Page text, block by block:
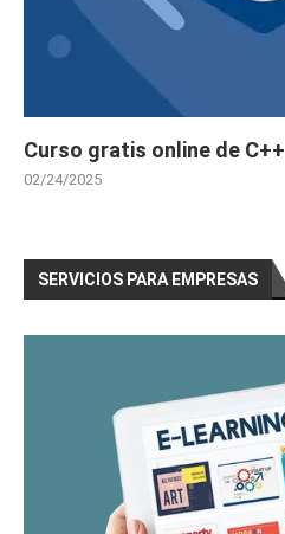
Curso gratis online de C++
02/24/2025
SERVICIOS PARA EMPRESAS